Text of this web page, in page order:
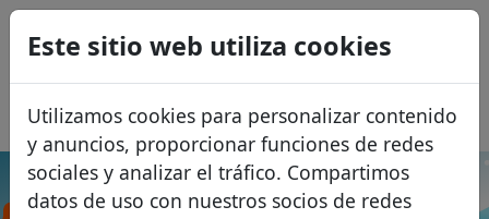
Este sitio web utiliza cookies
Utilizamos cookies para personalizar contenido
y anuncios, proporcionar funciones de redes
sociales y analizar el tráfico. Compartimos
datos de uso con nuestros socios de redes
Dominios
USD
EUR
GBP
Français
Italiano
Português
.kim Buscar